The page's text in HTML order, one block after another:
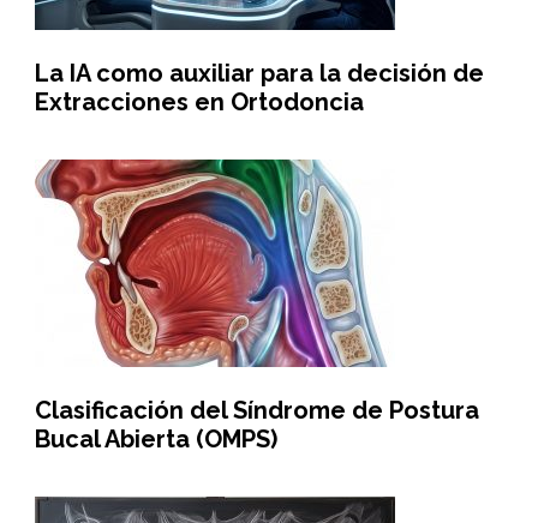
La IA como auxiliar para la decisión de
Extracciones en Ortodoncia
Clasificación del Síndrome de Postura
Bucal Abierta (OMPS)